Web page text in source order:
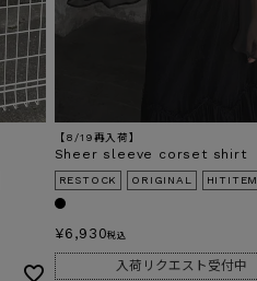
【8/19再入荷】
Sheer sleeve corset shirt
RESTOCK ORIGINAL HITITEM
¥6,930税込
入荷リクエスト受付中